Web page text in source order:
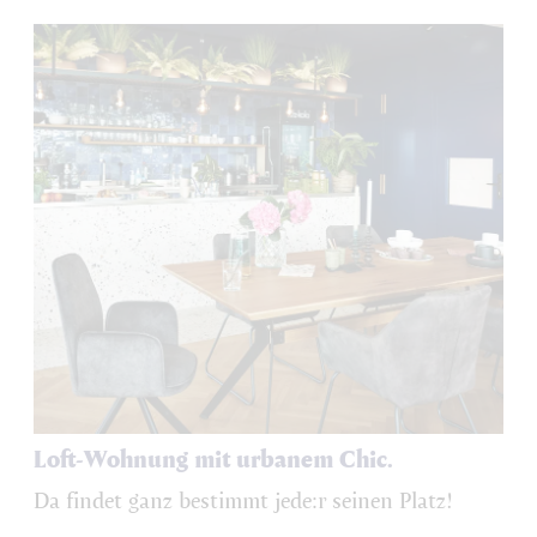
Loft-Wohnung mit urbanem Chic.
Da findet ganz bestimmt jede:r seinen Platz!